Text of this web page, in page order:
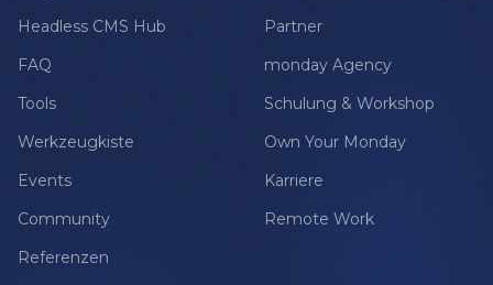
Headless CMS Hub
FAQ
Tools
Werkzeugkiste
Events
Community
Referenzen
Partner
monday Agency
Schulung & Workshop
Own Your Monday
Karriere
Remote Work